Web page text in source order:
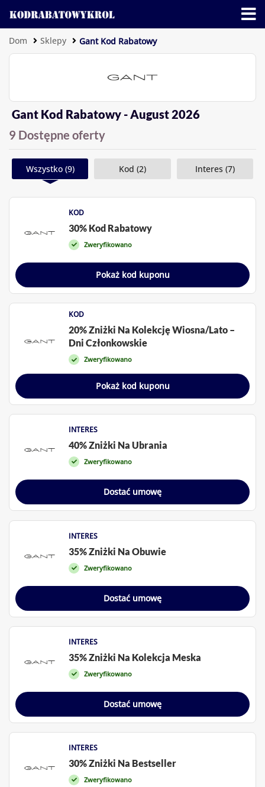
Dom Sklepy Gant Kod Rabatowy
Gant Kod Rabatowy - August 2026
9 Dostępne oferty
Wszystko (9) Kod (2) Interes (7)
KOD
30% Kod Rabatowy
Zweryfikowano
Pokaż kod kuponu
KOD
20% Zniżki Na Kolekcję Wiosna/Lato –
Dni Członkowskie
Zweryfikowano
Pokaż kod kuponu
INTERES
40% Zniżki Na Ubrania
Zweryfikowano
Dostać umowę
INTERES
35% Zniżki Na Obuwie
Zweryfikowano
Dostać umowę
INTERES
35% Zniżki Na Kolekcja Meska
Zweryfikowano
Dostać umowę
INTERES
30% Zniżki Na Bestseller
Zweryfikowano